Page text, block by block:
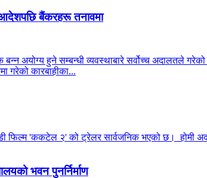
बैंकरहरू तनावमा
अयोग्य हुने सम्बन्धी व्यवस्थाबारे सर्वोच्च अदालतले
कारबाहीका...
फिल्म 'ककटेल २' को ट्रेलर सार्वजनिक भएको छ। होमी
भवन पुनर्निर्माण